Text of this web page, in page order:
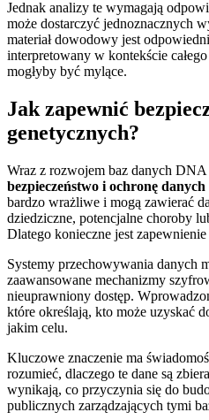
Jednak analizy te wymagają
może dostarczyć jednoznacznych
materiał dowodowy jest
interpretowany w kontekście
mogłyby być mylące.
Jak zapewnić
genetycznych?
Wraz z rozwojem baz danych DNA
bezpieczeństwo i ochronę danych
bardzo wrażliwe i mogą zawierać
dziedziczne, potencjalne choroby
Dlatego konieczne jest
Systemy przechowywania danych
zaawansowane mechanizmy
nieuprawniony dostęp.
które określają, kto może uzyskać
jakim celu.
Kluczowe znaczenie ma
rozumieć, dlaczego te dane są
wynikają, co przyczynia się do
publicznych zarządzających tymi